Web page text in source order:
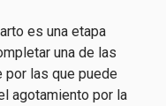
es una etapa
una de las
las que puede
agotamiento por la